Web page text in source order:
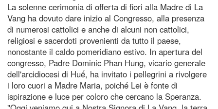
La solenne cerimonia di offerta di fiori alla Madre di La
Vang ha dovuto dare inizio al Congresso, alla presenza
di numerosi cattolici e anche di alcuni non cattolici,
religiosi e sacerdoti provenienti da tutto il paese,
nonostante il caldo pomeridiano estivo. In apertura del
congresso, Padre Dominic Phan Hung, vicario generale
dell'arcidiocesi di Huế, ha invitato i pellegrini a rivolgere
i loro cuori a Madre Maria, poiché Lei è fonte di
ispirazione e luce per coloro che cercano la Speranza.